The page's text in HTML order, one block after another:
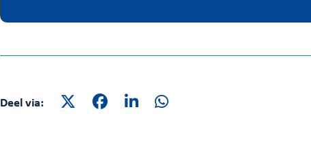
Deel via: